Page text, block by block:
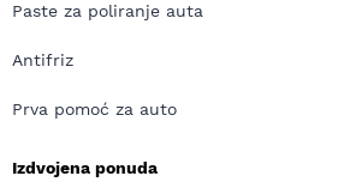
Paste za poliranje auta
Antifriz
Prva pomoć za auto
Izdvojena ponuda